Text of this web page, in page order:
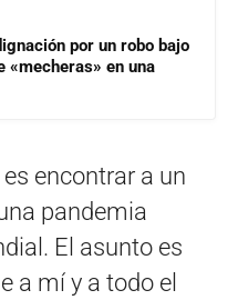
por un robo bajo
«mecheras» en una
encontrar a un
pandemia
El asunto es
a mí y a todo el